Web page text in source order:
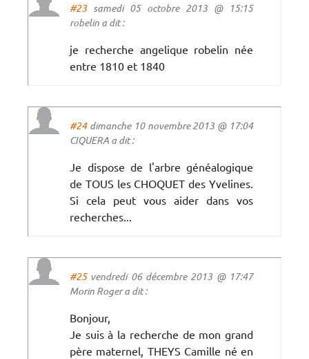
#23 samedi 05 octobre 2013 @ 15:15
robelin a dit :
je recherche angelique robelin née
entre 1810 et 1840
#24dimanche 10 novembre 2013 @ 17:04
CIQUERA a dit :
Je dispose de l'arbre généalogique
de TOUS les CHOQUET des Yvelines.
Si cela peut vous aider dans vos
recherches...
#25vendredi 06 décembre 2013 @ 17:47
Morin Roger a dit :
Bonjour,
Je suis à la recherche de mon grand
père maternel, THEYS Camille né en